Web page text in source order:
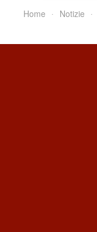
Home Notizie